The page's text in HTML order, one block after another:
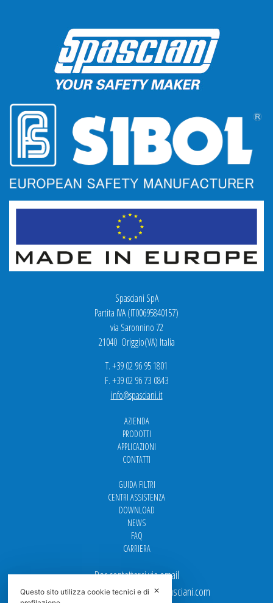
Spasciani SpA
Partita IVA (IT00695840157)
via Saronnino 72
21040 Origgio(VA) Italia
T. +39 02 96 95 1801
F. +39 02 96 73 0843
info@spasciani.it
AZIENDA
PRODOTTI
APPLICAZIONI
CONTATTI
GUIDA FILTRI
CENTRI ASSISTENZA
DOWNLOAD
NEWS
FAQ
CARRIERA
Per contattarci via email
Ufficio Vendite: italy.sales@spasciani.com
✕
Questo sito utilizza cookie tecnici e di